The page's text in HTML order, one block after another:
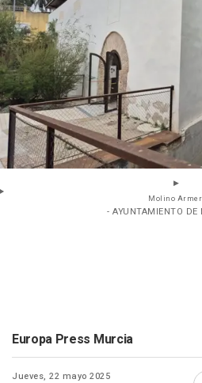
Molino
- AYUNTAMIENTO DE
Europa Press Murcia
Jueves, 22 mayo 2025